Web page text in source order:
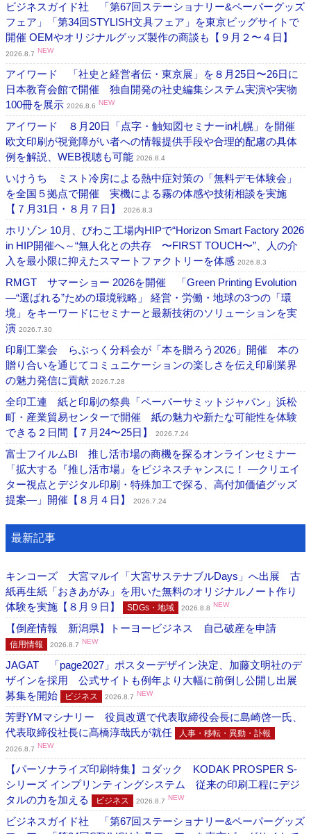
ビジネスガイド社 「第67回ステーショナリー&ペーパーグッズ
フェア」「第34回STYLISH文具フェア」を東京ビッグサイトで
開催 OEMやオリジナルグッズ製作の商談も【９月２〜４日】
2026.8.7 NEW
アイワード 「社史と経営者伝・東京展」を８月25日〜26日に
日本教育会館で開催 独自開発の社史編集システム実演や実物
100冊を展示 2026.8.6 NEW
アイワード ８月20日「点字・触知図セミナーin札幌」を開催
欧文印刷が視覚障がい者への情報提供手段や合理的配慮の具体
例を解説、WEB視聴も可能 2026.8.4
いけうち ミスト冷房による熱中症対策の「無料デモ体験会」
を全国５拠点で開催 実機による霧の体感や技術相談を実施
【７月31日・８月７日】
2026.8.3
ホリゾン 10月、びわこ工場内HIPで“Horizon Smart Factory 2026
in HIP開催へ～“無人化との共存 〜FIRST TOUCH〜”、人の介
入を最小限に抑えたスマートファクトリーを体感 2026.8.3
RMGT サマーショー 2026を開催 「Green Printing Evolution
―“選ばれる”ための環境戦略」 経営・労働・地球の3つの「環
境」をキーワードにセミナーと最新技術のソリューションを実
演 2026.7.30
印刷工業会 らぶっく分科会が「本を贈ろう2026」開催 本の
贈り合いを通じてコミュニケーションの楽しさを伝え印刷業界
の魅力発信に貢献 2026.7.28
全印工連 紙と印刷の祭典「ペーパーサミットジャパン」浜松
町・産業貿易センターで開催 紙の魅力や新たな可能性を体験
できる２日間【７月24〜25日】
2026.7.24
富士フイルムBI 推し活市場の商機を探るオンラインセミナー
「拡大する『推し活市場』をビジネスチャンスに！ ―クリエイ
ター視点とデジタル印刷・特殊加工で探る、高付加価値グッズ
提案―」開催【８月４日】
2026.7.24
最新記事
キンコーズ 大宮マルイ「大宮サステナブルDays」へ出展 古
紙再生紙「おきあがみ」を用いた無料のオリジナルノート作り
体験を実施【８月９日】
SDGs・地域 2026.8.8 NEW
【倒産情報 新潟県】トーヨービジネス 自己破産を申請
信用情報 2026.8.7 NEW
JAGAT 「page2027」ポスターデザイン決定、加藤文明社のデ
ザインを採用 公式サイトも例年より大幅に前倒し公開し出展
募集を開始
ビジネス 2026.8.7 NEW
芳野YMマシナリー 役員改選で代表取締役会長に島崎啓一氏、
代表取締役社長に髙橋淳哉氏が就任
人事・移転・異動・訃報
2026.8.7 NEW
【パーソナライズ印刷特集】コダック KODAK PROSPER S-
シリーズ インプリンティングシステム 従来の印刷工程にデジ
タルの力を加える
ビジネス 2026.8.7 NEW
ビジネスガイド社 「第67回ステーショナリー&ペーパーグッズ